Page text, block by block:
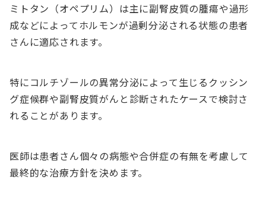
ミトタン（オペプリム）は主に副腎皮質の腫瘍や過形
成などによってホルモンが過剰分泌される状態の患者
さんに適応されます。
特にコルチゾールの異常分泌によって生じるクッシン
グ症候群や副腎皮質がんと診断されたケースで検討さ
れることがあります。
医師は患者さん個々の病態や合併症の有無を考慮して
最終的な治療方針を決めます。